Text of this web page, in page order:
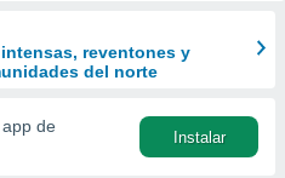
reventones y
del norte
app de
Instalar